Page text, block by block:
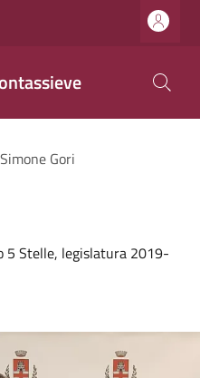
Simone Gori
5 Stelle, legislatura 2019-